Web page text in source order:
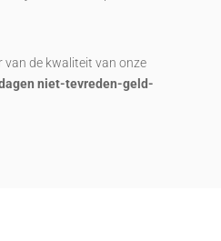
van de kwaliteit van onze
niet-tevreden-geld-